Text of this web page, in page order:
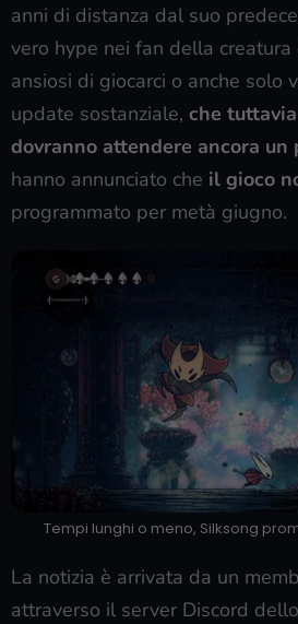
anni di distanza dal suo
vero hype nei fan della creatura
ansiosi di giocarci o anche solo
update sostanziale, che
dovranno attendere ancora un
hanno annunciato che il gioco
programmato per metà giugno.
Tempi lunghi o meno, Silksong
La notizia è arrivata da un
attraverso il server Discord